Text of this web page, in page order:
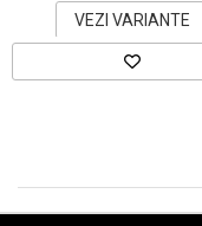
VEZI VARIANTE